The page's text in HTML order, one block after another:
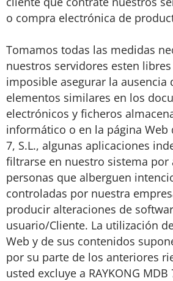
o compra electrónica de
Tomamos todas las medidas
nuestros servidores esten
imposible asegurar la ausencia
elementos similares en los
electrónicos y ficheros
informático o en la página Web
7, S.L., algunas aplicaciones
filtrarse en nuestro sistema por
personas que alberguen
controladas por nuestra
producir alteraciones de
usuario/Cliente. La utilización
Web y de sus contenidos
por su parte de los anteriores
usted excluye a RAYKONG MDB